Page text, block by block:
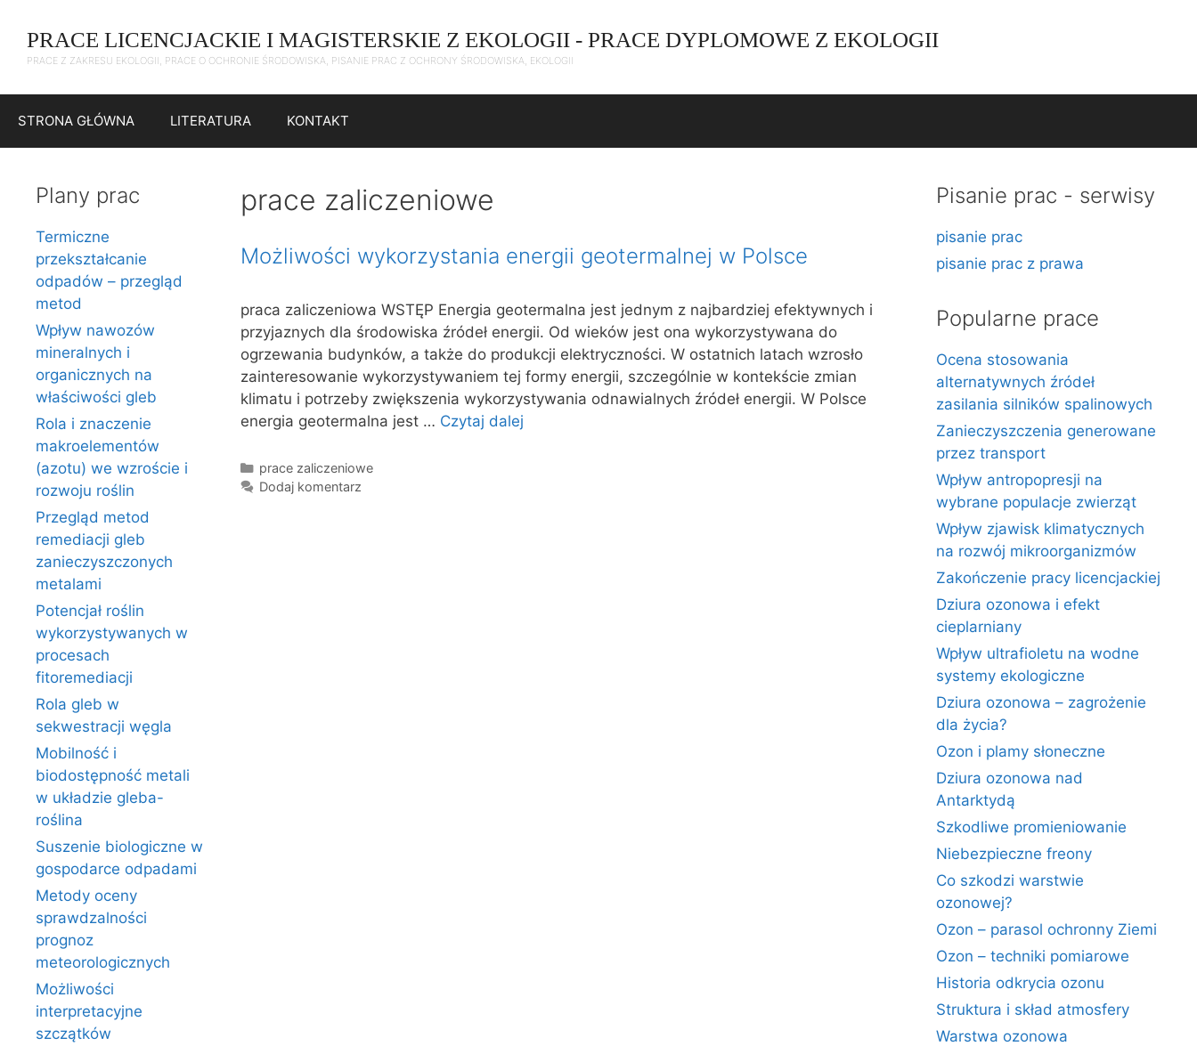
treści
PRACE LICENCJACKIE I MAGISTERSKIE Z EKOLOGII - PRACE DYPLOMOWE Z EKOLOGII
PRACE Z ZAKRESU EKOLOGII, PRACE O OCHRONIE ŚRODOWISKA, PISANIE PRAC Z OCHRONY ŚRODOWISKA, EKOLOGII
STRONA GŁÓWNA LITERATURA KONTAKT
prace zaliczeniowe
Możliwości wykorzystania energii geotermalnej w Polsce
praca zaliczeniowa WSTĘP Energia geotermalna jest jednym z najbardziej efektywnych i
przyjaznych dla środowiska źródeł energii. Od wieków jest ona wykorzystywana do
ogrzewania budynków, a także do produkcji elektryczności. W ostatnich latach wzrosło
zainteresowanie wykorzystywaniem tej formy energii, szczególnie w kontekście zmian
klimatu i potrzeby zwiększenia wykorzystywania odnawialnych źródeł energii. W Polsce
energia geotermalna jest … Czytaj dalej
Kategorie
prace zaliczeniowe
Dodaj komentarz
Plany prac
Termiczne
przekształcanie
odpadów – przegląd
metod
Wpływ nawozów
mineralnych i
organicznych na
właściwości gleb
Rola i znaczenie
makroelementów
(azotu) we wzroście i
rozwoju roślin
Przegląd metod
remediacji gleb
zanieczyszczonych
metalami
Potencjał roślin
wykorzystywanych w
procesach
fitoremediacji
Rola gleb w
sekwestracji węgla
Mobilność i
biodostępność metali
w układzie gleba-
roślina
Suszenie biologiczne w
gospodarce odpadami
Metody oceny
sprawdzalności
prognoz
meteorologicznych
Możliwości
interpretacyjne
szczątków
Pisanie prac - serwisy
pisanie prac
pisanie prac z prawa
Popularne prace
Ocena stosowania
alternatywnych źródeł
zasilania silników spalinowych
Zanieczyszczenia generowane
przez transport
Wpływ antropopresji na
wybrane populacje zwierząt
Wpływ zjawisk klimatycznych
na rozwój mikroorganizmów
Zakończenie pracy licencjackiej
Dziura ozonowa i efekt
cieplarniany
Wpływ ultrafioletu na wodne
systemy ekologiczne
Dziura ozonowa – zagrożenie
dla życia?
Ozon i plamy słoneczne
Dziura ozonowa nad
Antarktydą
Szkodliwe promieniowanie
Niebezpieczne freony
Co szkodzi warstwie
ozonowej?
Ozon – parasol ochronny Ziemi
Ozon – techniki pomiarowe
Historia odkrycia ozonu
Struktura i skład atmosfery
Warstwa ozonowa